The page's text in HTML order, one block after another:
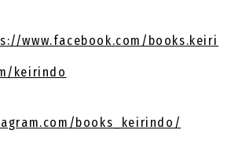
www.facebook.com/
keirindo
books_keirindo/